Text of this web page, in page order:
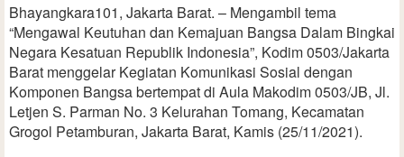
Bhayangkara101, Jakarta Barat. – Mengambil tema
“Mengawal Keutuhan dan Kemajuan Bangsa Dalam Bingkai
Negara Kesatuan Republik Indonesia”, Kodim 0503/Jakarta
Barat menggelar Kegiatan Komunikasi Sosial dengan
Komponen Bangsa bertempat di Aula Makodim 0503/JB, Jl.
Letjen S. Parman No. 3 Kelurahan Tomang, Kecamatan
Grogol Petamburan, Jakarta Barat, Kamis (25/11/2021).